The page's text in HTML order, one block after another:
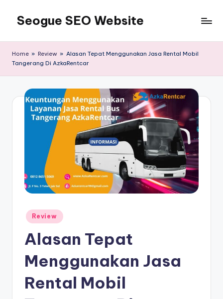
content
Seogue SEO Website
Master
Pakar
SEO
Indonesia
Bergaransi
Home » Review » Alasan Tepat Menggunakan Jasa Rental Mobil
Tangerang Di AzkaRentcar
Posted
in
Review
Alasan Tepat
Menggunakan Jasa
Rental Mobil